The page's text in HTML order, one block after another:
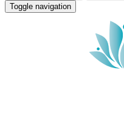
Toggle navigation